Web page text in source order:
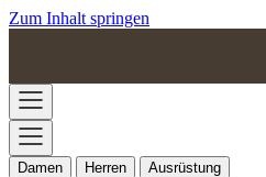
Zum Inhalt springen
Damen Herren Ausrüstung